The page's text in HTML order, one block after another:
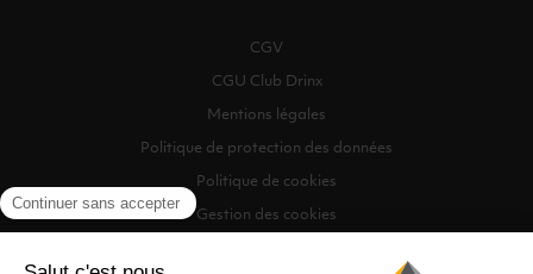
CGV
CGU Club Drinx
Mentions légales
Politique de protection des données
Politique de cookies
Gestion des cookies